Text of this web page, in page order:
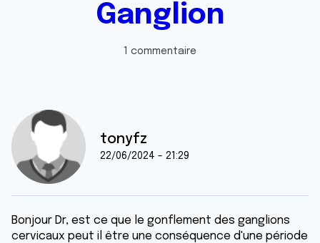
Ganglion
1 commentaire
tonyfz
22/06/2024 - 21:29
Bonjour Dr, est ce que le gonflement des ganglions
cervicaux peut il être une conséquence d'une période